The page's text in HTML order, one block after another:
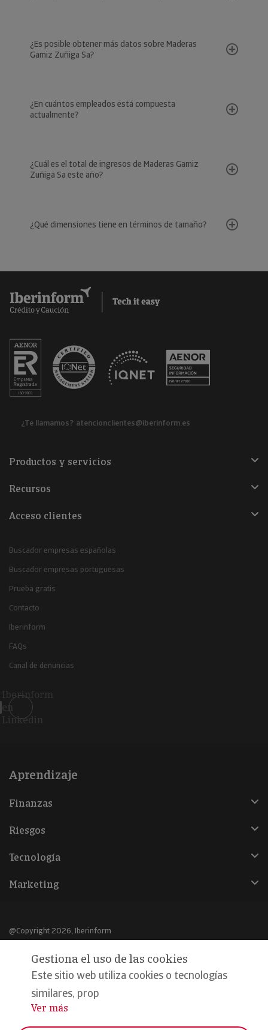
¿Es posible obtener más datos sobre Maderas
Gamiz Zuñiga Sa?
¿En cuántos empleados está compuesta
actualmente?
¿Cuál es el total de ingresos de Maderas Gamiz
Zuñiga Sa este año?
¿Qué dimensiones tiene en términos de tamaño?
¿Te llamamos? atencionclientes@iberinform.es
Productos y servicios
Recursos
Acceso clientes
Buscador empresas españolas
Buscador empresas portuguesas
Prueba gratis
Contacto
Iberinform
FAQs
Canal de denuncias
Iberinform
en
Linkedin
Aprendizaje
Finanzas
Riesgos
Tecnología
Marketing
@Copyright 2026, Iberinform
Aviso legal
Política de cookies
Declaración de privacidad
Gestiona el uso de las cookies
Este sitio web utiliza cookies o tecnologías
similares, prop
...
Ver más